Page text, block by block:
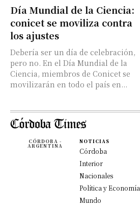
Día Mundial de la Ciencia:
conicet se moviliza contra
los ajustes
Debería ser un día de celebración,
pero no. En el Día Mundial de la
Ciencia, miembros de Conicet se
movilizarán en todo el país en...
CÓRDOBA -
ARGENTINA
NOTICIAS
Córdoba
Interior
Nacionales
Política y Economía
Mundo